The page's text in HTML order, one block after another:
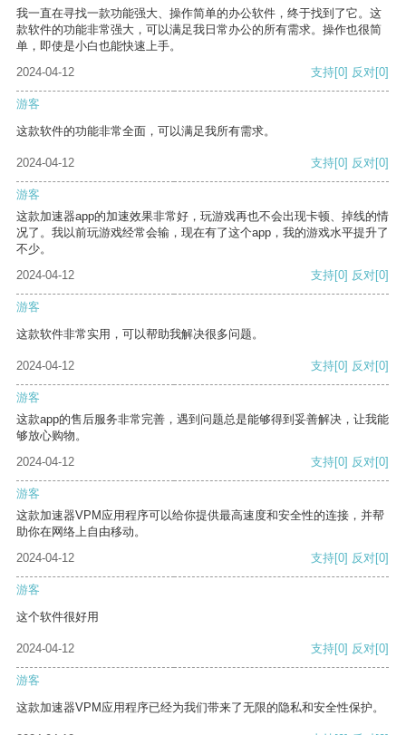
我一直在寻找一款功能强大、操作简单的办公软件，终于找到了它。这
款软件的功能非常强大，可以满足我日常办公的所有需求。操作也很简
单，即使是小白也能快速上手。
2024-04-12
支持[0] 反对[0]
游客
这款软件的功能非常全面，可以满足我所有需求。
2024-04-12 支持[0] 反对[0]
游客
这款加速器app的加速效果非常好，玩游戏再也不会出现卡顿、掉线的情
况了。我以前玩游戏经常会输，现在有了这个app，我的游戏水平提升了
不少。
2024-04-12
支持[0] 反对[0]
游客
这款软件非常实用，可以帮助我解决很多问题。
2024-04-12 支持[0] 反对[0]
游客
这款app的售后服务非常完善，遇到问题总是能够得到妥善解决，让我能
够放心购物。
2024-04-12
支持[0] 反对[0]
游客
这款加速器VPM应用程序可以给你提供最高速度和安全性的连接，并帮
助你在网络上自由移动。
2024-04-12
支持[0] 反对[0]
游客
这个软件很好用
2024-04-12 支持[0] 反对[0]
游客
这款加速器VPM应用程序已经为我们带来了无限的隐私和安全性保护。